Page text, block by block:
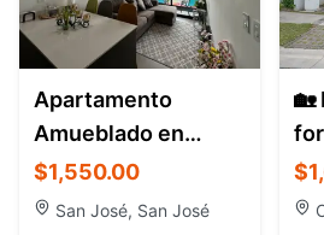
Apartamento
Amueblado en
Alquiler Barrio
Escalante | 2
$1,550.00
San José, San José
🏡